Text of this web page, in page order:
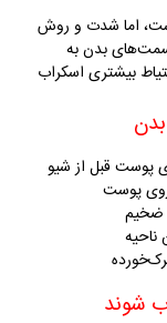
اما شدت و روش
بدن به
بیشتری اسکراب
پوست قبل از شیو
پوست
ضخیم
شوند